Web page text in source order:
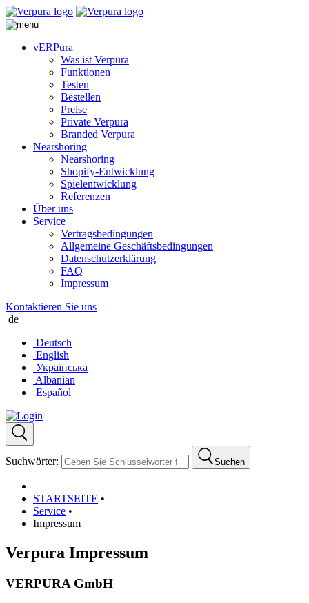
vERPura
Was ist Verpura
Funktionen
Testen
Bestellen
Preise
Private Verpura
Branded Verpura
Nearshoring
Nearshoring
Shopify-Entwicklung
Spielentwicklung
Referenzen
Über uns
Service
Vertragsbedingungen
Allgemeine Geschäftsbedingungen
Datenschutzerklärung
FAQ
Impressum
Kontaktieren Sie uns
de
Deutsch
English
Українська
Albanian
Español
Suchwörter: Suchen
STARTSEITE •
Service •
Impressum
Verpura Impressum
VERPURA GmbH